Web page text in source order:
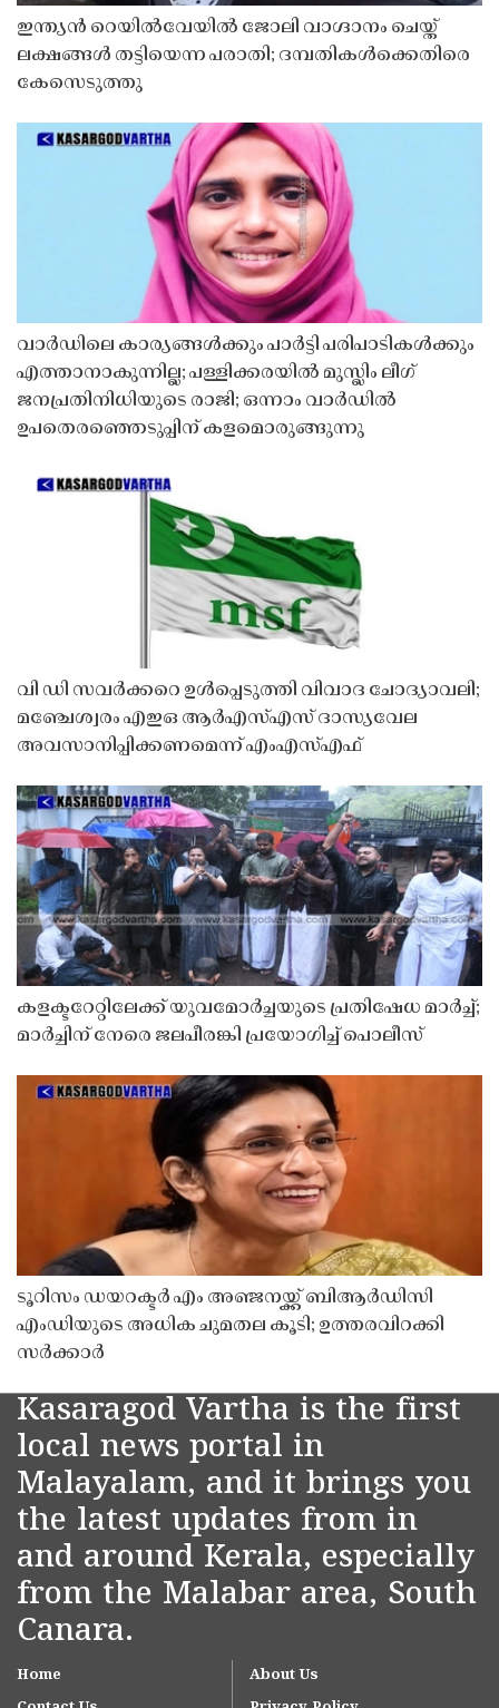
ഇന്ത്യൻ റെയിൽവേയിൽ ജോലി വാഗ്ദാനം ചെയ്ത്
ലക്ഷങ്ങൾ തട്ടിയെന്ന പരാതി; ദമ്പതികൾക്കെതിരെ
കേസെടുത്തു
വാർഡിലെ കാര്യങ്ങൾക്കും പാർട്ടി പരിപാടികൾക്കും
എത്താനാകുന്നില്ല; പള്ളിക്കരയിൽ മുസ്ലിം ലീഗ്
ജനപ്രതിനിധിയുടെ രാജി; ഒന്നാം വാർഡിൽ
ഉപതെരഞ്ഞെടുപ്പിന് കളമൊരുങ്ങുന്നു
വി ഡി സവർക്കറെ ഉൾപ്പെടുത്തി വിവാദ ചോദ്യാവലി;
മഞ്ചേശ്വരം എഇഒ ആർഎസ്എസ് ദാസ്യവേല
അവസാനിപ്പിക്കണമെന്ന് എംഎസ്എഫ്
കളക്ടറേറ്റിലേക്ക് യുവമോർച്ചയുടെ പ്രതിഷേധ മാർച്ച്;
മാർച്ചിന് നേരെ ജലപീരങ്കി പ്രയോഗിച്ച് പൊലീസ്
ടൂറിസം ഡയറക്ടർ എം അഞ്ജനയ്ക്ക് ബിആർഡിസി
എംഡിയുടെ അധിക ചുമതല കൂടി; ഉത്തരവിറക്കി
സർക്കാർ
Kasaragod Vartha is the first
local news portal in
Malayalam, and it brings you
the latest updates from in
and around Kerala, especially
from the Malabar area, South
Canara.
Home
About Us